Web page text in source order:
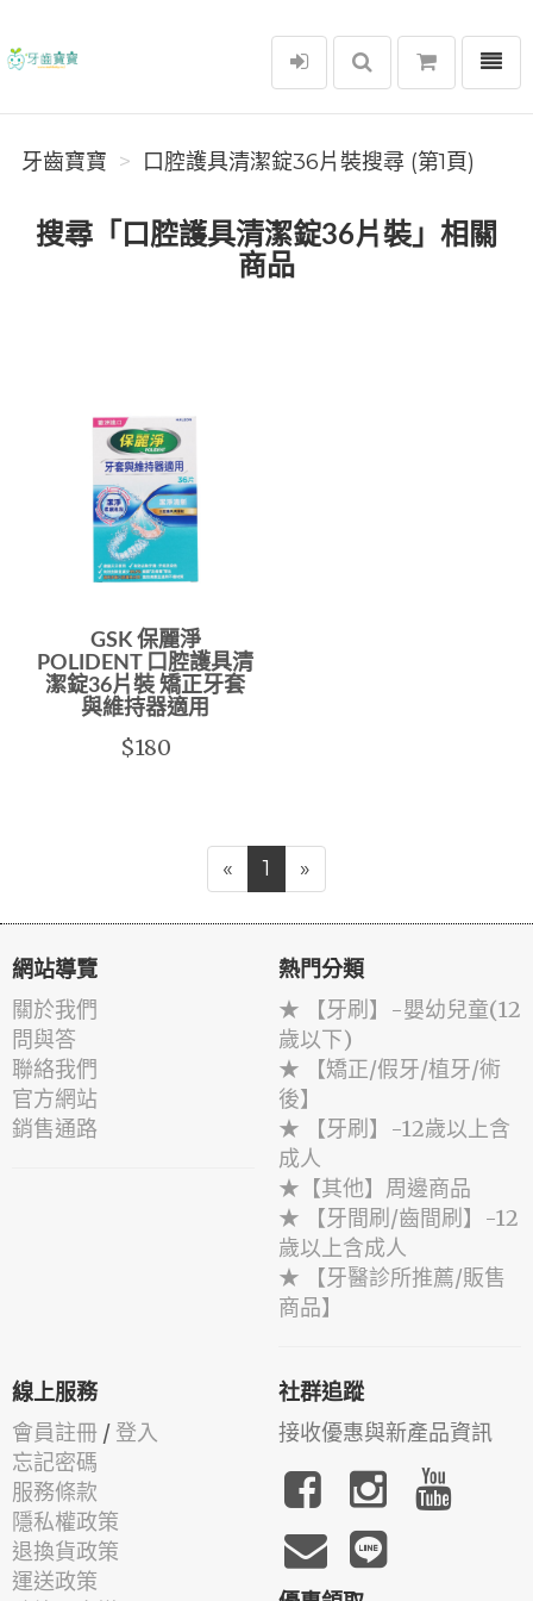
牙齒寶寶
選單
牙齒寶寶 口腔護具清潔錠36片裝搜尋 (第1頁)
搜尋「口腔護具清潔錠36片裝」相關
商品
GSK 保麗淨
POLIDENT 口腔護具清
潔錠36片裝 矯正牙套
與維持器適用
$180
« 1 »
網站導覽
關於我們
問與答
聯絡我們
官方網站
銷售通路
熱門分類
★ 【牙刷】-嬰幼兒童(12
歲以下)
★ 【矯正/假牙/植牙/術
後】
★ 【牙刷】-12歲以上含
成人
★【其他】周邊商品
★ 【牙間刷/齒間刷】-12
歲以上含成人
★ 【牙醫診所推薦/販售
商品】
線上服務
會員註冊 / 登入
忘記密碼
服務條款
隱私權政策
退換貨政策
運送政策
社群追蹤
接收優惠與新產品資訊